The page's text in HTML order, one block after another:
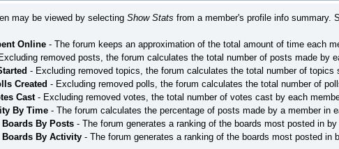
may be viewed by selecting Show Stats from a member's profile info summary.
Online - The forum keeps an approximation of the total amount of time each
removed posts, the forum calculates the total number of posts made by
- Excluding removed topics, the forum calculates the total number of topics
Created - Excluding removed polls, the forum calculates the total number of
Cast- Excluding removed votes, the total number of votes cast by each
By Time - The forum calculates the percentage of posts made by a member in
By Posts - The forum generates a ranking of the boards most posted in
Boards By Activity - The forum generates a ranking of the boards most posted in